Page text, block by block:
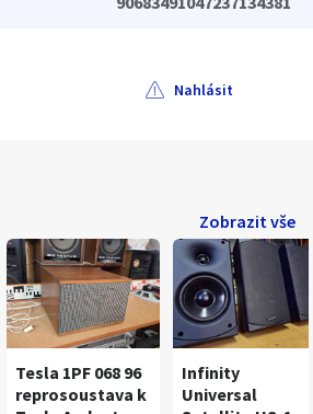
Nahlásit
Zobrazit vše
Tesla 1PF 068 96
reprosoustava k
Infinity
Universal